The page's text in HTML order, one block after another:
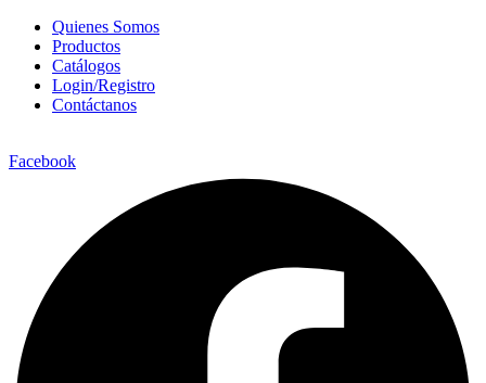
Quienes Somos
Productos
Catálogos
Login/Registro
Contáctanos
Facebook